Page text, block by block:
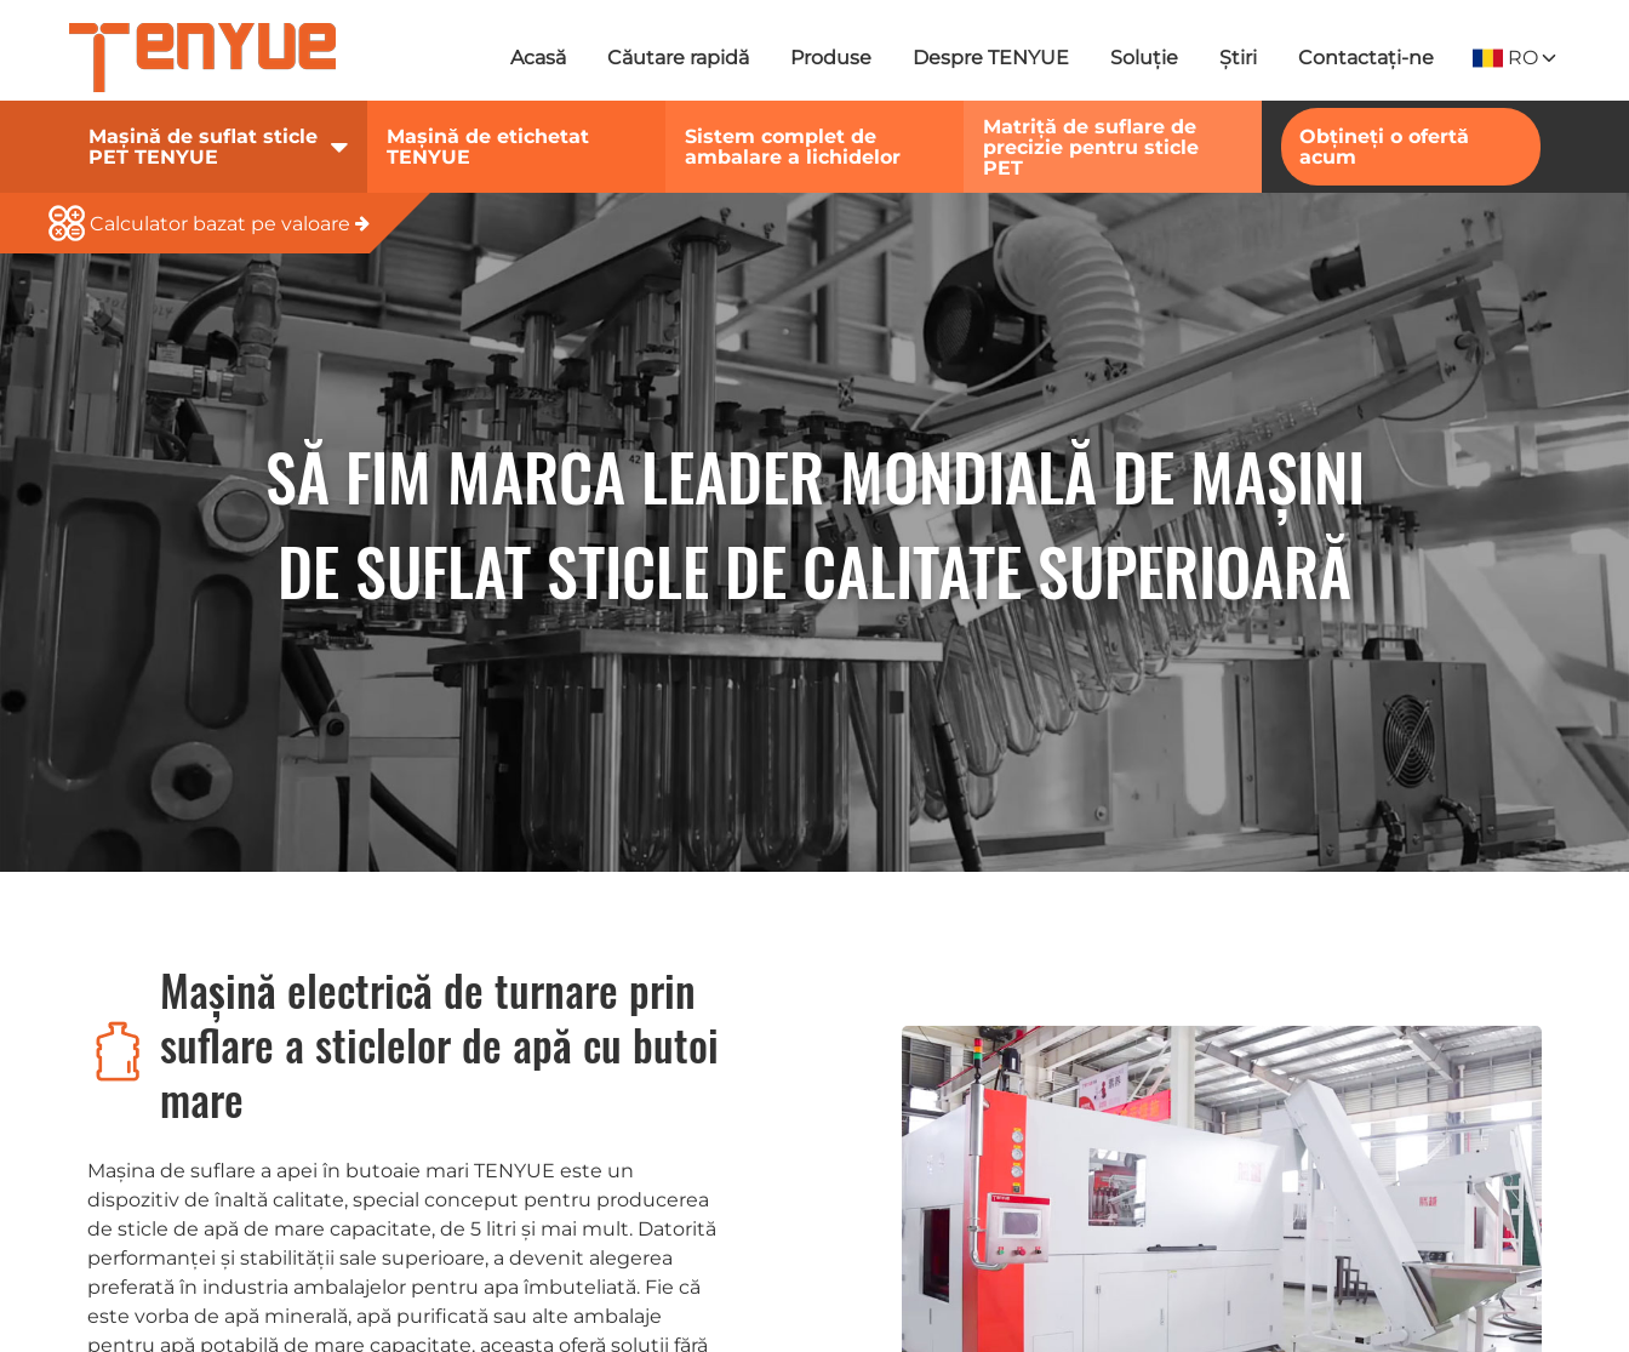
Acasă Căutare rapidă Produse Despre TENYUE Soluţie Ştiri Contactaţi-ne RO
Mașină de suflat sticle
PET TENYUE
Mașină de etichetat
TENYUE
Sistem complet de
ambalare a lichidelor
Matriță de suflare de
precizie pentru sticle
PET
Obțineți o ofertă
acum
Calculator bazat pe valoare
SĂ FIM MARCA LEADER MONDIALĂ DE MAȘINI
DE SUFLAT STICLE DE CALITATE SUPERIOARĂ
Mașină electrică de turnare prin
suflare a sticlelor de apă cu butoi
mare
Mașina de suflare a apei în butoaie mari TENYUE este un
dispozitiv de înaltă calitate, special conceput pentru producerea
de sticle de apă de mare capacitate, de 5 litri și mai mult. Datorită
performanței și stabilității sale superioare, a devenit alegerea
preferată în industria ambalajelor pentru apa îmbuteliată. Fie că
este vorba de apă minerală, apă purificată sau alte ambalaje
pentru apă potabilă de mare capacitate, aceasta oferă soluții fără